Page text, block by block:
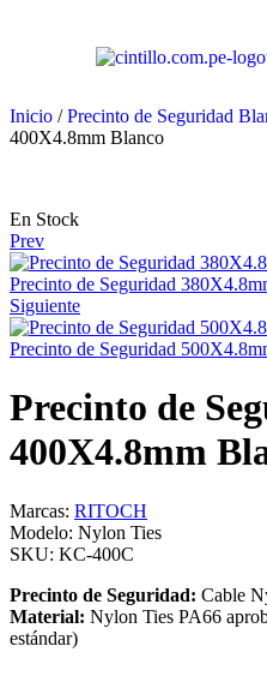
Inicio /Precinto de Seguridad
400X4.8mm Blanco
En Stock
Prev
Precinto de Seguridad
Siguiente
Precinto de Seguridad
Precinto de
400X4.8mm
Marcas: RITOCH
Modelo: Nylon Ties
SKU: KC-400C
Precinto de Seguridad: Cable
Material: Nylon Ties PA66
estándar)